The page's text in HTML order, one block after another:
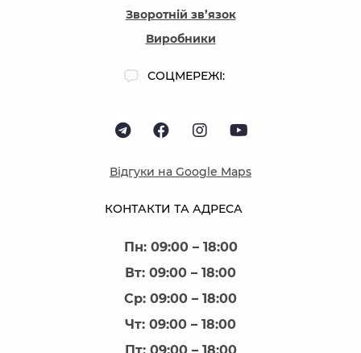
КОНТАКТИ ТА АДРЕСА
Пн: 09:00 – 18:00
Вт: 09:00 – 18:00
Ср: 09:00 – 18:00
Чт: 09:00 – 18:00
Зворотній зв’язок
Виробники
СОЦМЕРЕЖІ:
Відгуки на Google Maps